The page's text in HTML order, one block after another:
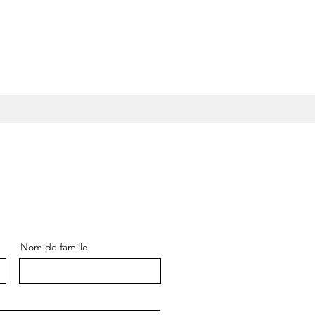
Nom de famille